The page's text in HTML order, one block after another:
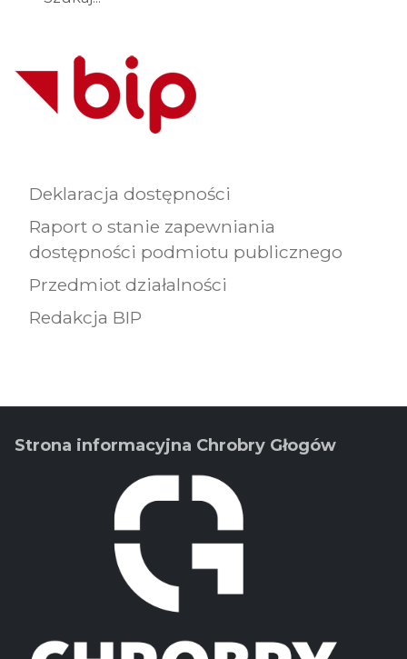
Deklaracja dostępności
Raport o stanie zapewniania
dostępności podmiotu publicznego
Przedmiot działalności
Redakcja BIP
Strona informacyjna Chrobry Głogów